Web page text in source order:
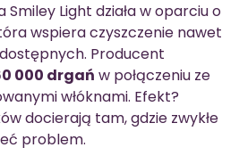
Light działa w oparciu o
wspiera czyszczenie nawet
Producent
000 drgań w połączeniu ze
włóknami. Efekt?
docierają tam, gdzie zwykłe
problem.